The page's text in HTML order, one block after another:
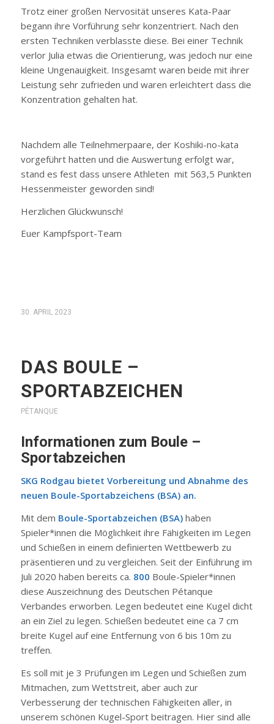
Trotz einer großen Nervosität unseres Kata-Paar
begann ihre Vorführung sehr konzentriert. Nach den
ersten Techniken verblasste diese. Bei einer Technik
verlor Julia etwas die Orientierung, was jedoch nur eine
kleine Ungenauigkeit. Insgesamt waren beide mit ihrer
Leistung sehr zufrieden und waren erleichtert dass die
Konzentration gehalten hat.
Nachdem alle Teilnehmerpaare, der Koshiki-no-kata
vorgeführt hatten und die Auswertung erfolgt war,
stand es fest dass unsere Athleten mit 563,5 Punkten
Hessenmeister geworden sind!
Herzlichen Glückwunsch!
Euer Kampfsport-Team
30. APRIL 2023
DAS BOULE –
SPORTABZEICHEN
PÉTANQUE
Informationen zum Boule –
Sportabzeichen
SKG Rodgau bietet Vorbereitung und Abnahme des
neuen Boule-Sportabzeichens (BSA) an.
Mit dem Boule-Sportabzeichen (BSA)haben
Spieler*innen die Möglichkeit ihre Fähigkeiten im Legen
und Schießen in einem definierten Wettbewerb zu
präsentieren und zu vergleichen. Seit der Einführung im
Juli 2020 haben bereits ca. 800 Boule-Spieler*innen
diese Auszeichnung des Deutschen Pétanque
Verbandes erworben. Legen bedeutet eine Kugel dicht
an ein Ziel zu legen. Schießen bedeutet eine ca 7 cm
breite Kugel auf eine Entfernung von 6 bis 10m zu
treffen.
Es soll mit je 3 Prüfungen im Legen und Schießen zum
Mitmachen, zum Wettstreit, aber auch zur
Verbesserung der technischen Fähigkeiten aller, in
unserem schönen Kugel-Sport beitragen. Hier sind alle